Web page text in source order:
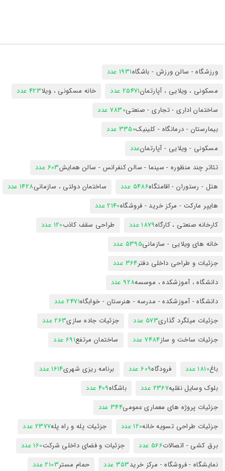
ورزشگاه - سالن ورزش - باشگاه1931 عدد
مسکونی ، ویلایی ، آپارتمان25471 عدد خانه مسکونی ، ویلا423 عدد
ساختمان اداری - تجاری - صنعتی7830 عدد
بیمارستان - درمانگاه - کلینیک3350 عدد
مسکونی - ویلایی - آپارتمانعدد
تئاتر چند منظوره - سینما - سالن کنفرانس - سالن همایش603 عدد
هتل - رستوران - اقامتگاه5486 عدد ساختمان دولتی ، سازمانی1428 عدد
هایپر مارکت - مرکز خرید - فروشگاه2140 عدد
کارخانه صنعتی ، کارگاه1879 عدد طراحی سقف کاذب120 عدد
خانه های ویلایی - سازمانی5395 عدد
جزئیات و طراحی داخلی دفتر364 عدد
دانشگاه ، آموزشکده ، موسسه928 عدد
دانشگاه - آموزشکده - مدرسه - هنرستان - خوابگاه2471 عدد
جزئیات میلگرد گذاری573 عدد جزئیات جاده سازی263 عدد
جزئیات ساخت و ساز7484 عدد ساختمان مرتفع691 عدد
باغ1810 عدد فرودگاه609 عدد برنامه ریزی شهری1614 عدد
بلوک وسایل نقلیه2367 عدد باشگاه409 عدد
جزئیات پروژه های معماری عمومی344 عدد
جزئیات طراحی تسویه خانه120 عدد جزئیات پله و راه پله2377 عدد
برق کشی - اتصالات566 عدد جزئیات و فضای داخلی شرکت160 عدد
نمایشگاه - فروشگاه - مرکز خرید353 عدد حمام مستر2103 عدد